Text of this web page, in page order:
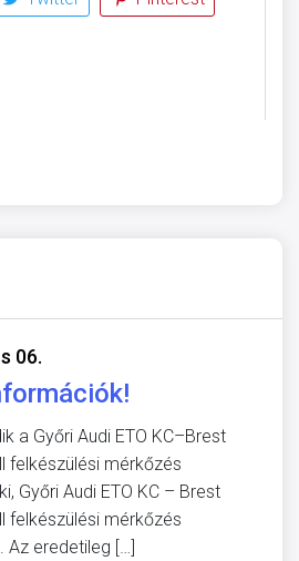
06.
a Győri Audi ETO KC–Brest
felkészülési mérkőzés
Győri Audi ETO KC – Brest
felkészülési mérkőzés
Az eredetileg […]